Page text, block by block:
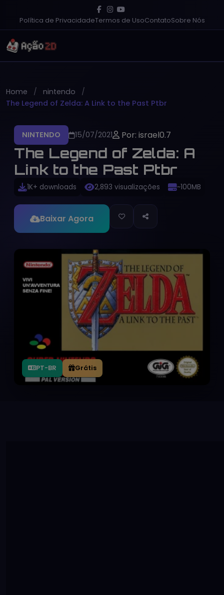
Política de PrivacidadeTermos de UsoContatoSobre Nós
Home
nintendo
The Legend of Zelda: A Link to the Past Ptbr
NINTENDO 15/07/2021 Por: israel0.7
The Legend of Zelda: A
Link to the Past Ptbr
1K+ downloads 2,893 visualizações ~100MB
Baixar Agora
PT-BR Grátis